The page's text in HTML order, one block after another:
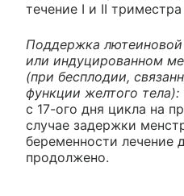
течение I и II
Поддержка
или индуцированном
(при бесплодии,
функции желтого тела):
с 17-ого дня цикла на
случае задержки
беременности лечение
продолжено.